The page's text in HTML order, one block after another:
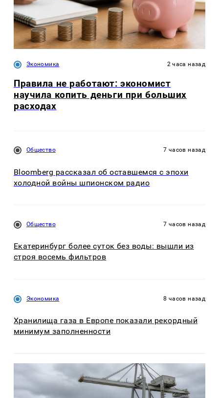
Экономика 2 часа назад
Правила не работают: экономист
научила копить деньги при больших
расходах
Общество 7 часов назад
Bloomberg рассказал об оставшемся с эпохи
холодной войны шпионском радио
Общество 7 часов назад
Екатеринбург более суток без воды: вышли из
строя восемь фильтров
Экономика 8 часов назад
Хранилища газа в Европе показали рекордный
минимум заполненности